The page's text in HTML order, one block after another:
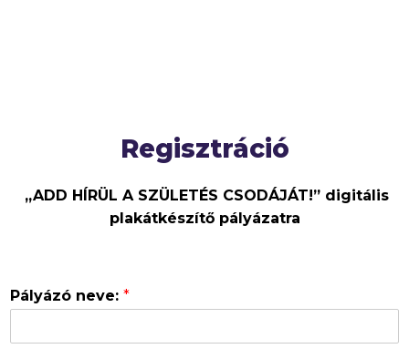
Regisztráció
„ADD HÍRÜL A SZÜLETÉS CSODÁJÁT!” digitális
plakátkészítő pályázatra
Pályázó neve: *